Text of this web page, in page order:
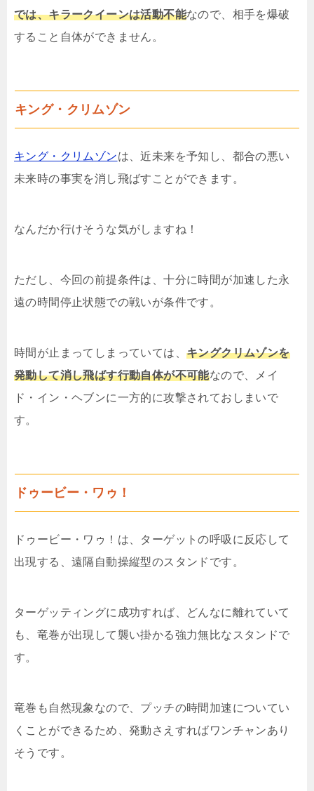
では、キラークイーンは活動不能なので、相手を爆破
すること自体ができません。
キング・クリムゾン
キング・クリムゾンは、近未来を予知し、都合の悪い
未来時の事実を消し飛ばすことができます。
なんだか行けそうな気がしますね！
ただし、今回の前提条件は、十分に時間が加速した永
遠の時間停止状態での戦いが条件です。
時間が止まってしまっていては、 キングクリムゾンを
発動して消し飛ばす行動自体が不可能なので、メイ
ド・イン・ヘブンに一方的に攻撃されておしまいで
す。
ドゥービー・ワゥ！
ドゥービー・ワゥ！は、ターゲットの呼吸に反応して
出現する、遠隔自動操縦型のスタンドです。
ターゲッティングに成功すれば、どんなに離れていて
も、竜巻が出現して襲い掛かる強力無比なスタンドで
す。
竜巻も自然現象なので、プッチの時間加速についてい
くことができるため、発動さえすればワンチャンあり
そうです。